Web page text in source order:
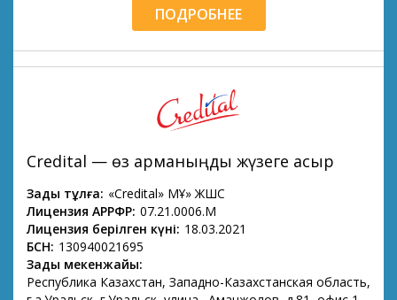
ПОДРОБНЕЕ
Credital — өз арманыңды жүзеге асыр
Заңды тұлға: «Credital» МҚҰ» ЖШС
Лицензия АРРФР: 07.21.0006.М
Лицензия берілген күні: 18.03.2021
БСН: 130940021695
Заңды мекенжайы:
Республика Казахстан, Западно-Казахстанская область,